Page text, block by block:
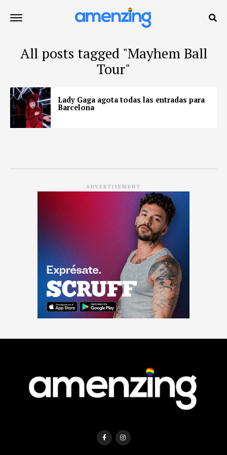
All posts tagged "Mayhem Ball
Tour"
Lady Gaga agota todas las entradas para
Barcelona
ADVERTISEMENT